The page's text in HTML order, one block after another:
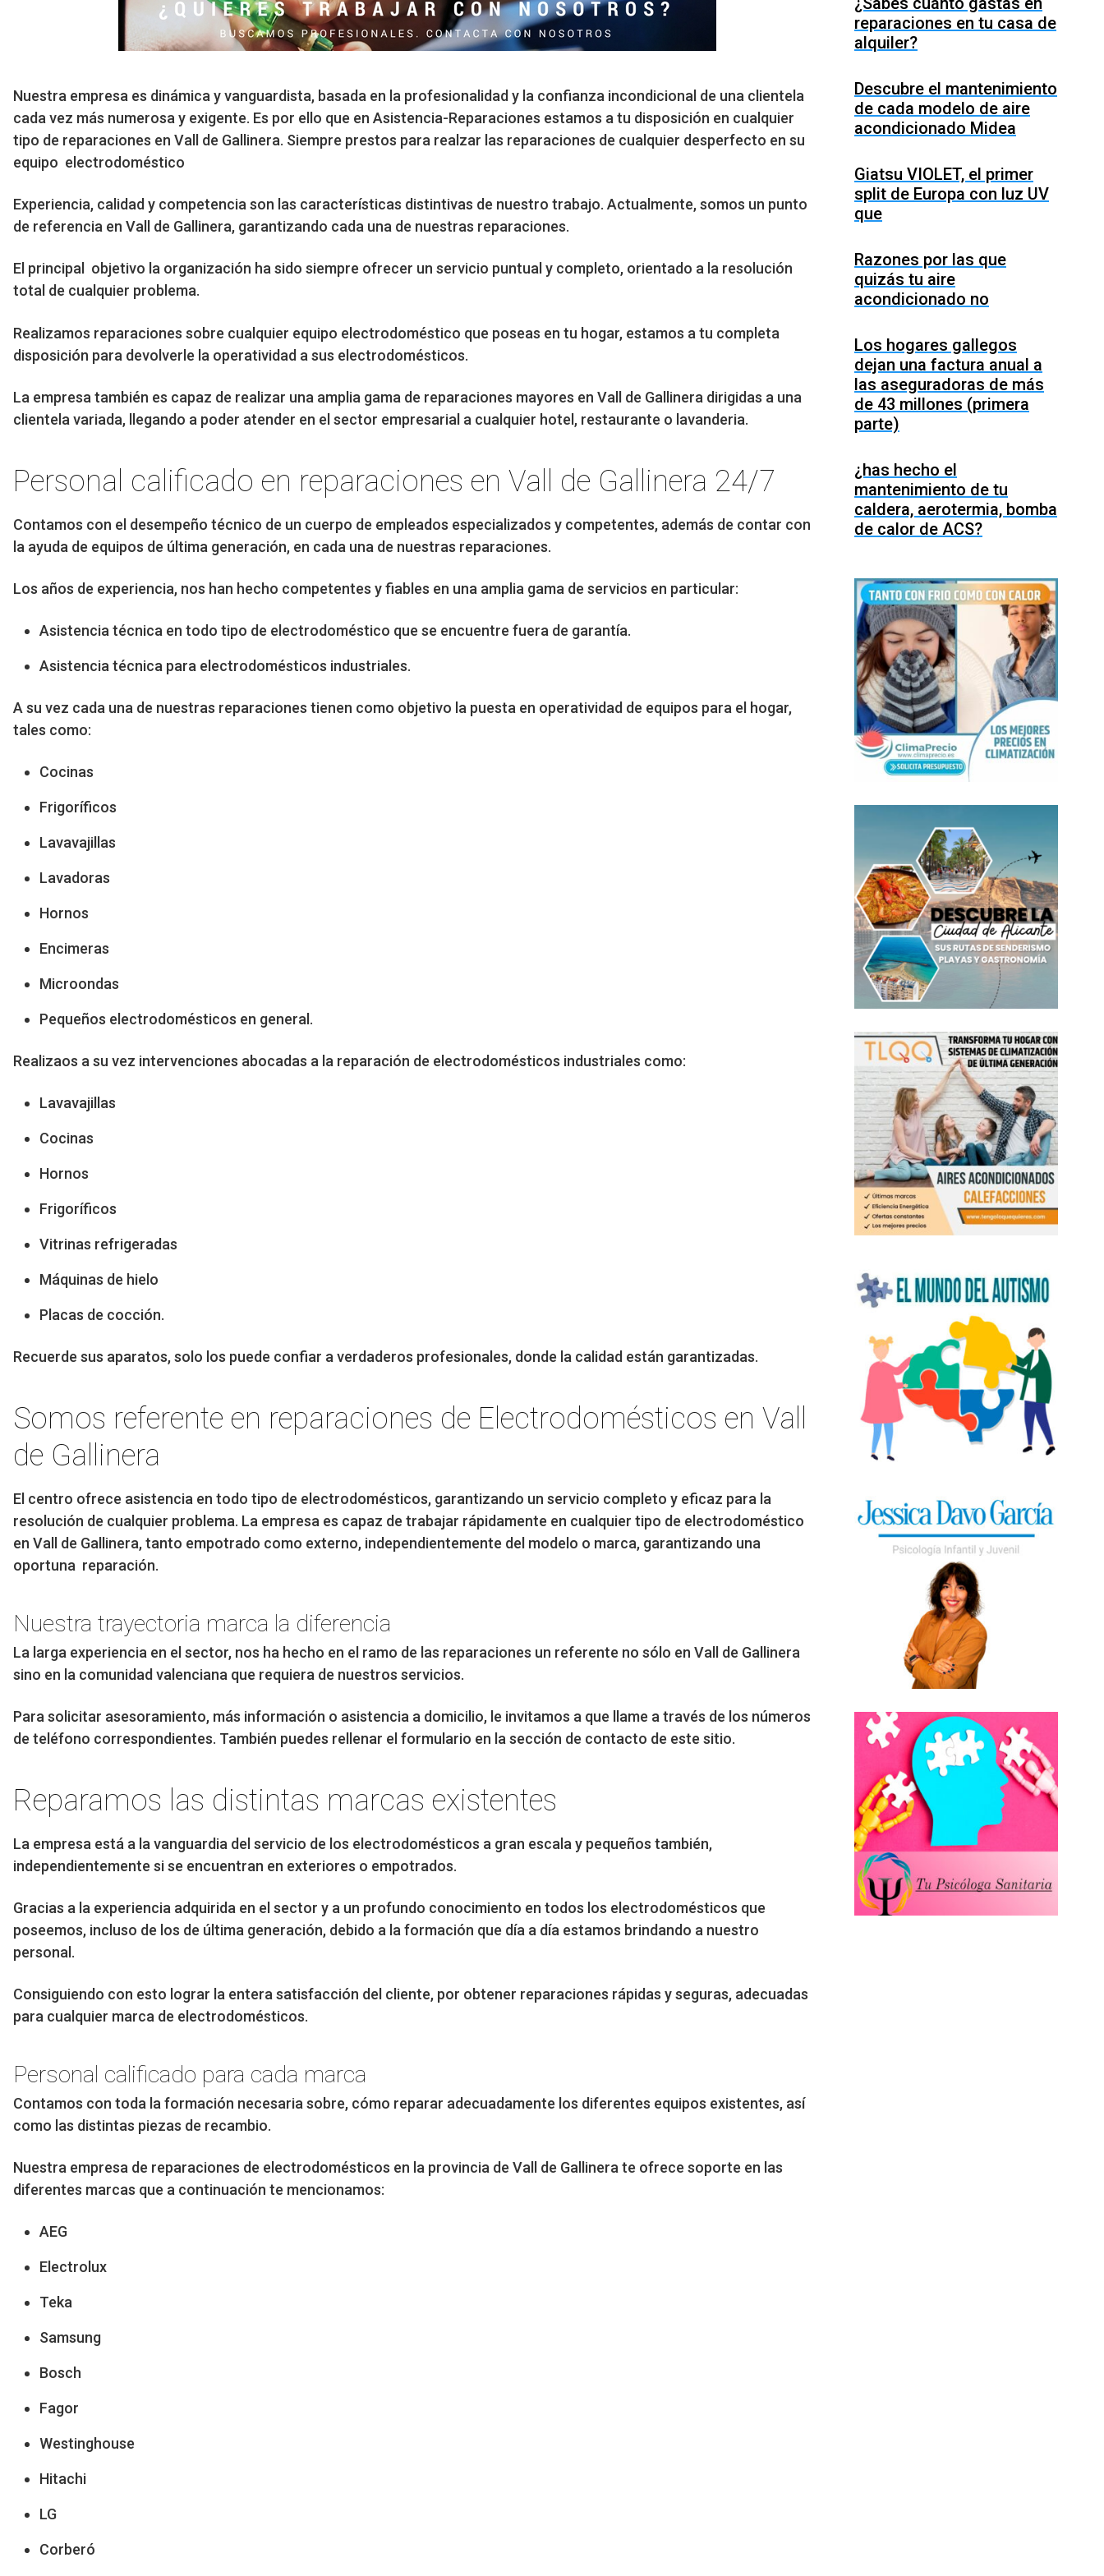
Nuestra empresa es dinámica y vanguardista, basada en la profesionalidad y la confianza incondicional de una clientela
cada vez más numerosa y exigente. Es por ello que en Asistencia-Reparaciones estamos a tu disposición en cualquier
tipo de reparaciones en Vall de Gallinera. Siempre prestos para realzar las reparaciones de cualquier desperfecto en su
equipo electrodoméstico
Experiencia, calidad y competencia son las características distintivas de nuestro trabajo. Actualmente, somos un punto
de referencia en Vall de Gallinera, garantizando cada una de nuestras reparaciones.
El principal objetivo la organización ha sido siempre ofrecer un servicio puntual y completo, orientado a la resolución
total de cualquier problema.
Realizamos reparaciones sobre cualquier equipo electrodoméstico que poseas en tu hogar, estamos a tu completa
disposición para devolverle la operatividad a sus electrodomésticos.
La empresa también es capaz de realizar una amplia gama de reparaciones mayores en Vall de Gallinera dirigidas a una
clientela variada, llegando a poder atender en el sector empresarial a cualquier hotel, restaurante o lavanderia.
Personal calificado en reparaciones en Vall de Gallinera 24/7
Contamos con el desempeño técnico de un cuerpo de empleados especializados y competentes, además de contar con
la ayuda de equipos de última generación, en cada una de nuestras reparaciones.
Los años de experiencia, nos han hecho competentes y fiables en una amplia gama de servicios en particular:
Asistencia técnica en todo tipo de electrodoméstico que se encuentre fuera de garantía.
Asistencia técnica para electrodomésticos industriales.
A su vez cada una de nuestras reparaciones tienen como objetivo la puesta en operatividad de equipos para el hogar,
tales como:
Cocinas
Frigoríficos
Lavavajillas
Lavadoras
Hornos
Encimeras
Microondas
Pequeños electrodomésticos en general.
Realizaos a su vez intervenciones abocadas a la reparación de electrodomésticos industriales como:
Lavavajillas
Cocinas
Hornos
Frigoríficos
Vitrinas refrigeradas
Máquinas de hielo
Placas de cocción.
Recuerde sus aparatos, solo los puede confiar a verdaderos profesionales, donde la calidad están garantizadas.
Somos referente en reparaciones de Electrodomésticos en Vall
de Gallinera
El centro ofrece asistencia en todo tipo de electrodomésticos, garantizando un servicio completo y eficaz para la
resolución de cualquier problema. La empresa es capaz de trabajar rápidamente en cualquier tipo de electrodoméstico
en Vall de Gallinera, tanto empotrado como externo, independientemente del modelo o marca, garantizando una
oportuna reparación.
Nuestra trayectoria marca la diferencia
La larga experiencia en el sector, nos ha hecho en el ramo de las reparaciones un referente no sólo en Vall de Gallinera
sino en la comunidad valenciana que requiera de nuestros servicios.
Para solicitar asesoramiento, más información o asistencia a domicilio, le invitamos a que llame a través de los números
de teléfono correspondientes. También puedes rellenar el formulario en la sección de contacto de este sitio.
Reparamos las distintas marcas existentes
La empresa está a la vanguardia del servicio de los electrodomésticos a gran escala y pequeños también,
independientemente si se encuentran en exteriores o empotrados.
Gracias a la experiencia adquirida en el sector y a un profundo conocimiento en todos los electrodomésticos que
poseemos, incluso de los de última generación, debido a la formación que día a día estamos brindando a nuestro
personal.
Consiguiendo con esto lograr la entera satisfacción del cliente, por obtener reparaciones rápidas y seguras, adecuadas
para cualquier marca de electrodomésticos.
Personal calificado para cada marca
Contamos con toda la formación necesaria sobre, cómo reparar adecuadamente los diferentes equipos existentes, así
como las distintas piezas de recambio.
Nuestra empresa de reparaciones de electrodomésticos en la provincia de Vall de Gallinera te ofrece soporte en las
diferentes marcas que a continuación te mencionamos:
AEG
Electrolux
Teka
Samsung
Bosch
Fagor
Westinghouse
Hitachi
LG
Corberó
reparaciones en tu casa de
alquiler?
Descubre el mantenimiento
de cada modelo de aire
acondicionado Midea
Giatsu VIOLET, el primer
split de Europa con luz UV
que
Razones por las que
quizás tu aire
acondicionado no
Los hogares gallegos
dejan una factura anual a
las aseguradoras de más
de 43 millones (primera
parte)
¿has hecho el
mantenimiento de tu
caldera, aerotermia, bomba
de calor de ACS?